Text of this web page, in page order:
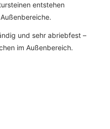
entstehen
und sehr abriebfest –
im Außenbereich.